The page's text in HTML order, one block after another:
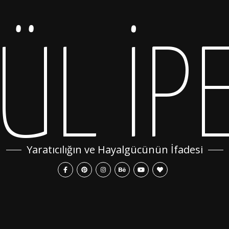
Yaratıcılığın ve Hayalgücünün İfadesi